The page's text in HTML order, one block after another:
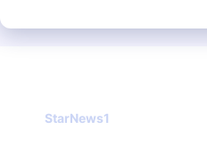
StarNews1